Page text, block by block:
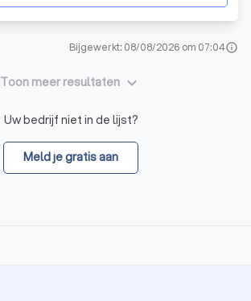
Bijgewerkt: 08/08/2026 om 07:04info
Toon meer resultaten keyboard_arrow_down
Uw bedrijf niet in de lijst?
Meld je gratis aan